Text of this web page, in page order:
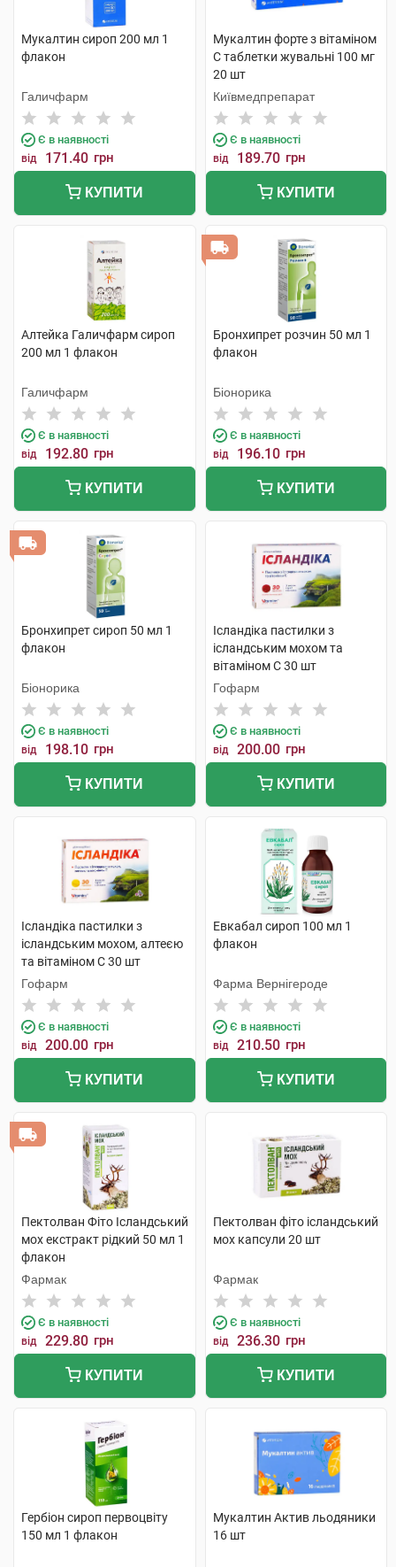
Мукалтин сироп 200 мл 1
флакон
Галичфарм
Є в наявності
від 171.40 грн
КУПИТИ
Мукалтин форте з вітаміном
C таблетки жувальні 100 мг
20 шт
Київмедпрепарат
Є в наявності
від 189.70 грн
КУПИТИ
Алтейка Галичфарм сироп
200 мл 1 флакон
Галичфарм
Є в наявності
від 192.80 грн
КУПИТИ
Бронхипрет розчин 50 мл 1
флакон
Біонорика
Є в наявності
від 196.10 грн
КУПИТИ
Бронхипрет сироп 50 мл 1
флакон
Біонорика
Є в наявності
від 198.10 грн
КУПИТИ
Ісландіка пастилки з
ісландським мохом та
вітаміном С 30 шт
Гофарм
Є в наявності
від 200.00 грн
КУПИТИ
Ісландіка пастилки з
ісландським мохом, алтеєю
та вітаміном С 30 шт
Гофарм
Є в наявності
від 200.00 грн
КУПИТИ
Евкабал сироп 100 мл 1
флакон
Фарма Вернігероде
Є в наявності
від 210.50 грн
КУПИТИ
Пектолван Фіто Ісландський
мох екстракт рідкий 50 мл 1
флакон
Фармак
Є в наявності
від 229.80 грн
КУПИТИ
Пектолван фіто ісландський
мох капсули 20 шт
Фармак
Є в наявності
від 236.30 грн
КУПИТИ
Гербіон сироп первоцвіту
150 мл 1 флакон
Мукалтин Актив льодяники
16 шт